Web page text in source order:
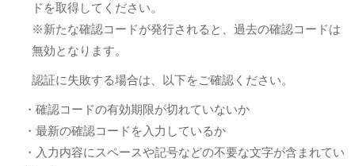
ドを取得してください。
※新たな確認コードが発行されると、過去の確認コードは
無効となります。
認証に失敗する場合は、以下をご確認ください。
・確認コードの有効期限が切れていないか
・最新の確認コードを入力しているか
・入力内容にスペースや記号などの不要な文字が含まれてい